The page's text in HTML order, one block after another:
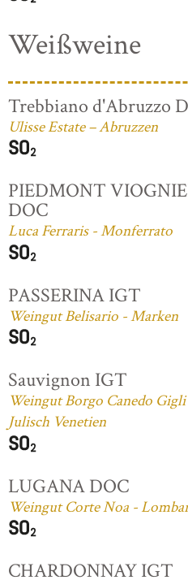
Weißweine
Trebbiano d'Abruzzo
Ulisse Estate – Abruzzen
PIEDMONT
DOC
Luca Ferraris - Monferrato
PASSERINA IGT
Weingut Belisario - Marken
Sauvignon IGT
Weingut Borgo Canedo
Julisch Venetien
LUGANA DOC
Weingut Corte Noa -
CHARDONNAY IGT